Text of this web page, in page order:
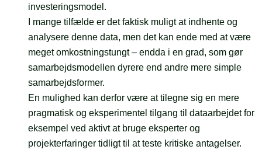
investeringsmodel.
I mange tilfælde er det faktisk muligt at indhente og
analysere denne data, men det kan ende med at være
meget omkostningstungt – endda i en grad, som gør
samarbejdsmodellen dyrere end andre mere simple
samarbejdsformer.
En mulighed kan derfor være at tilegne sig en mere
pragmatisk og eksperimentel tilgang til dataarbejdet for
eksempel ved aktivt at bruge eksperter og
projekterfaringer tidligt til at teste kritiske antagelser.